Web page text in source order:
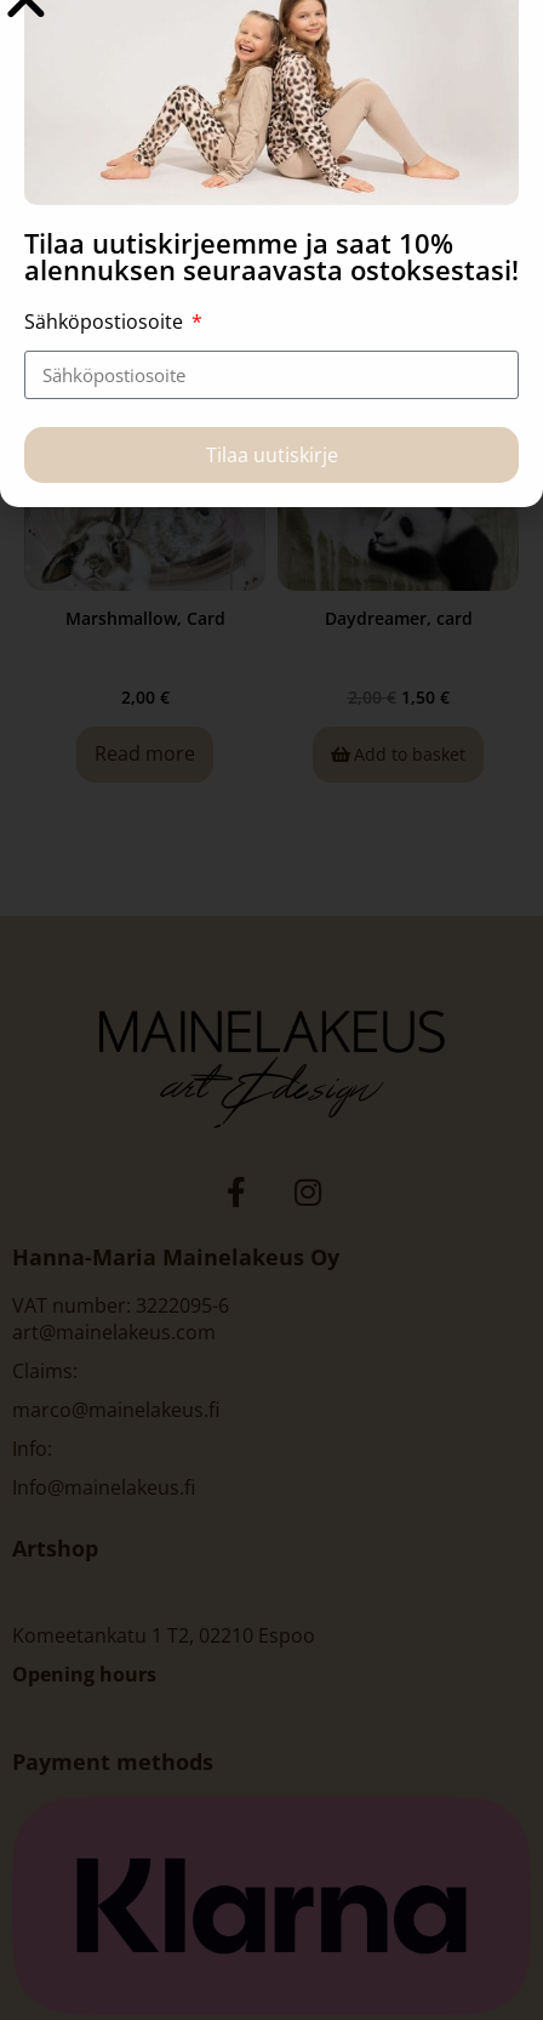
Your smile, card
2,00€
Add to basket
Bunnies, card
2,00€
Read more
Marshmallow, Card
2,00 €
Read more
Daydreamer, card
2,00 € 1,50 €
Add to basket
Hanna-Maria Mainelakeus Oy
VAT number: 3222095-6
art@mainelakeus.com
Claims:
marco@mainelakeus.fi
Info:
Info@mainelakeus.fi
Artshop
Komeetankatu 1 T2, 02210 Espoo
Opening hours
Payment methods
Tilaa uutiskirjeemme ja saat 10%
alennuksen seuraavasta ostoksestasi!
Sähköpostiosoite
Tilaa uutiskirje